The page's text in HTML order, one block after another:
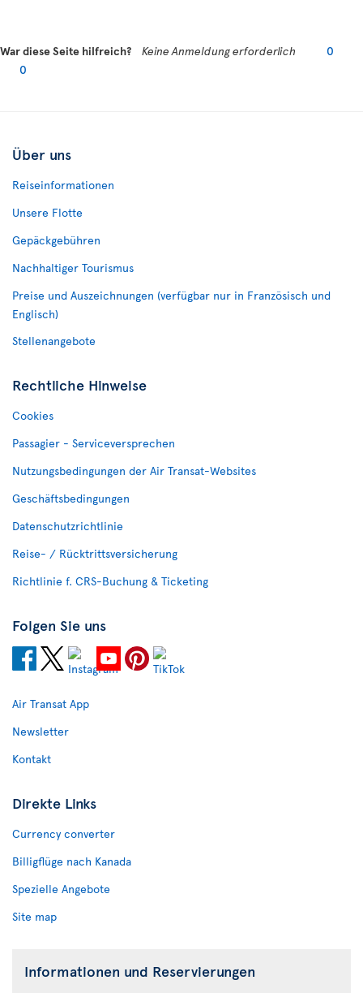
War diese Seite hilfreich? Keine Anmeldung erforderlich
0
0
Über uns
Reiseinformationen
Unsere Flotte
Gepäckgebühren
Nachhaltiger Tourismus
Preise und Auszeichnungen (verfügbar nur in Französisch und
Englisch)
Stellenangebote
Rechtliche Hinweise
Cookies
Passagier - Serviceversprechen
Nutzungsbedingungen der Air Transat-Websites
Geschäftsbedingungen
Datenschutzrichtlinie
Reise- / Rücktrittsversicherung
Richtlinie f. CRS-Buchung & Ticketing
Folgen Sie uns
Air Transat App
Newsletter
Kontakt
Direkte Links
Currency converter
Billigflüge nach Kanada
Spezielle Angebote
Site map
Informationen und Reservierungen